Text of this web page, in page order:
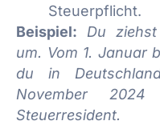
Steuerpflicht.
Beispiel: Du
um. Vom 1. Januar
du in
November
Steuerresident.